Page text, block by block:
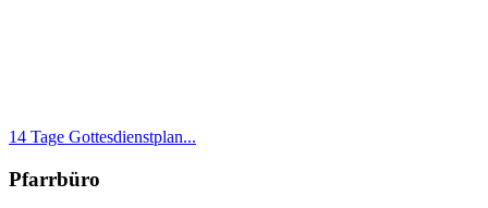
14 Tage Gottesdienstplan...
Pfarrbüro